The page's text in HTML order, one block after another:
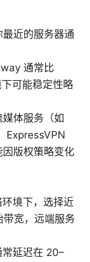
近的服务器通
通常比
可能稳定性略
体服务（如
ExpressVPN
版权策略变化
境下，选择近
宽，远端服务
延迟在 20–